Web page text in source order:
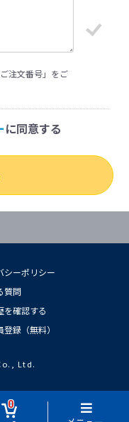
注文番号」をご
に同意する
0
シーポリシー
質問
を確認する
録（無料）
Ltd.